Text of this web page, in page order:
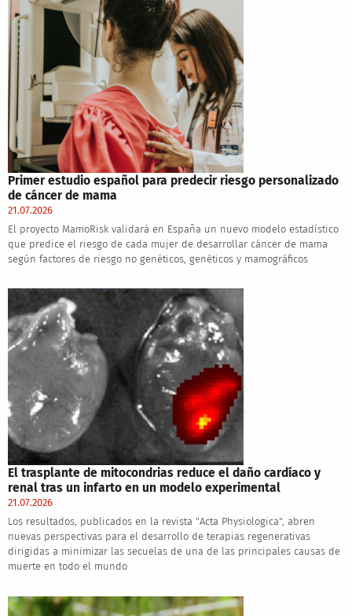
Primer estudio español para predecir riesgo personalizado
de cáncer de mama
21.07.2026
El proyecto MamoRisk validará en España un nuevo modelo estadístico
que predice el riesgo de cada mujer de desarrollar cáncer de mama
según factores de riesgo no genéticos, genéticos y mamográficos
El trasplante de mitocondrias reduce el daño cardíaco y
renal tras un infarto en un modelo experimental
21.07.2026
Los resultados, publicados en la revista "Acta Physiologica", abren
nuevas perspectivas para el desarrollo de terapias regenerativas
dirigidas a minimizar las secuelas de una de las principales causas de
muerte en todo el mundo